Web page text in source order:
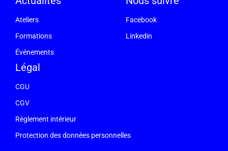
Ateliers
Formations
Événements
Légal
CGU
CGV
Règlement intérieur
Protection des données personnelles
Facebook
Linkedin